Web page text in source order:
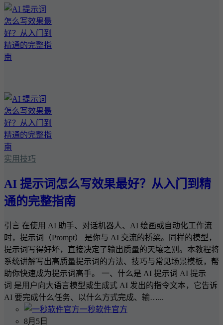
实用技巧
AI 提示词怎么写效果最好？从入门到精
通的完整指南
引言 在使用 AI 助手、对话机器人、AI 绘画或自动化工作流
时，提示词（Prompt） 是你与 AI 交流的桥梁。同样的模型，
提示词写得好坏，直接决定了输出质量的天壤之别。本教程将
系统讲解写出高质量提示词的方法、技巧与常见场景模板，帮
助你快速成为提示词高手。 一、什么是 AI 提示词 AI 提示
词 是用户向大语言模型或生成式 AI 发出的指令文本，它告诉
AI 要完成什么任务、以什么方式完成、输…...
一秒软件官方
8月5日